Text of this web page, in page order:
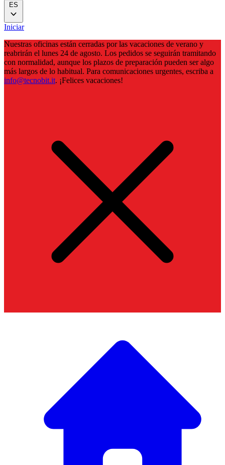
ES
Iniciar
Nuestras oficinas están cerradas por las vacaciones de verano y
reabrirán el lunes 24 de agosto. Los pedidos se seguirán tramitando
con normalidad, aunque los plazos de preparación pueden ser algo
más largos de lo habitual. Para comunicaciones urgentes, escriba a
info@tecnobit.it. ¡Felices vacaciones!